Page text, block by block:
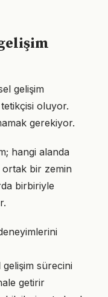
gelişim
oluyor.
gerekiyor.
hangi alanda
ortak bir zemin
birbiriyle
sürecini
getirir